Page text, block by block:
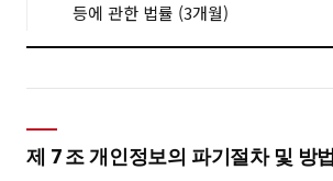
등에 관한 법률 (3개월)
제 7 조 개인정보의 파기절차 및 방법